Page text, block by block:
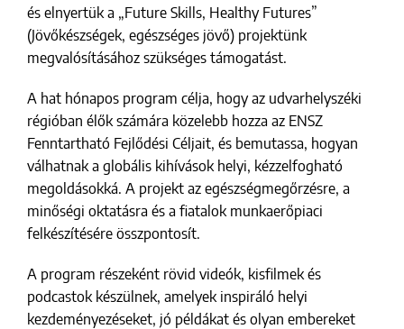
és elnyertük a „Future Skills, Healthy Futures”
(Jövőkészségek, egészséges jövő) projektünk
megvalósításához szükséges támogatást.
A hat hónapos program célja, hogy az udvarhelyszéki
régióban élők számára közelebb hozza az ENSZ
Fenntartható Fejlődési Céljait, és bemutassa, hogyan
válhatnak a globális kihívások helyi, kézzelfogható
megoldásokká. A projekt az egészségmegőrzésre, a
minőségi oktatásra és a fiatalok munkaerőpiaci
felkészítésére összpontosít.
A program részeként rövid videók, kisfilmek és
podcastok készülnek, amelyek inspiráló helyi
kezdeményezéseket, jó példákat és olyan embereket